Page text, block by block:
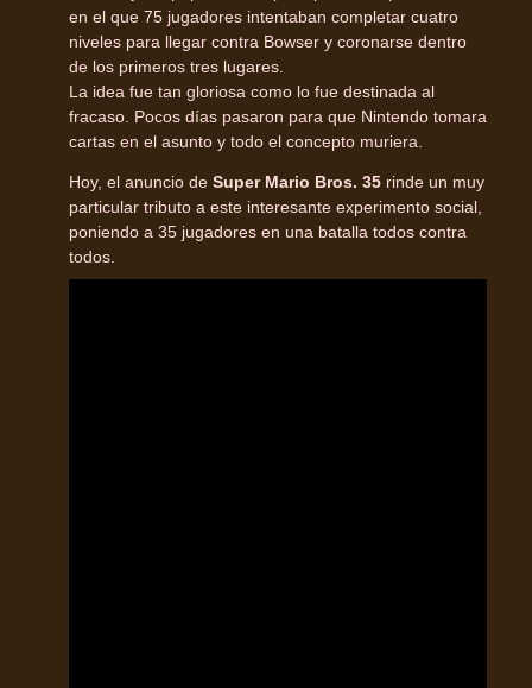
en el que 75 jugadores intentaban completar cuatro
niveles para llegar contra Bowser y coronarse dentro
de los primeros tres lugares.
La idea fue tan gloriosa como lo fue destinada al
fracaso. Pocos días pasaron para que Nintendo tomara
cartas en el asunto y todo el concepto muriera.
Hoy, el anuncio de Super Mario Bros. 35 rinde un muy
particular tributo a este interesante experimento social,
poniendo a 35 jugadores en una batalla todos contra
todos.